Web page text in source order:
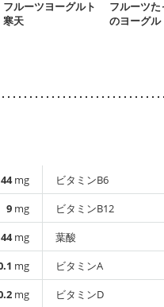
フルーツヨーグルト
寒天
フルーツ
のヨーグル
44mg
9 mg
44mg
mg
mg
ビタミンB6
ビタミンB12
葉酸
ビタミンA
ビタミンD